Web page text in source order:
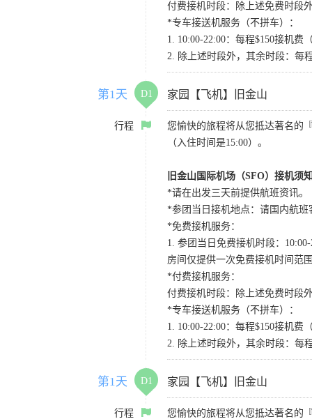
付费接机时段：除上述免费时段
*专车接送机服务（不拼车）：
1. 10:00-22:00：每程$150接机
2. 除上述时段外，其余时段：每
第1天 D1 家园【飞机】旧金山
行程
您愉快的旅程将从您抵达著名的
（入住时间是15:00）。
旧金山国际机场（SFO）接机须
*请在出发三天前提供航班资讯。
*参团当日接机地点：请国内航班
*免费接机服务：
1. 参团当日免费接机时段：
房间仅提供一次免费接机时间范
*付费接机服务：
付费接机时段：除上述免费时段
*专车接送机服务（不拼车）：
1. 10:00-22:00：每程$150接机
2. 除上述时段外，其余时段：每
第1天 D1 家园【飞机】旧金山
行程
您愉快的旅程将从您抵达著名的